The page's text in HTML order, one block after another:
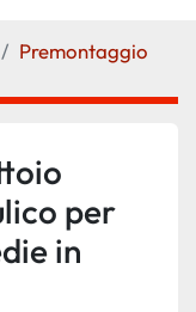
Premontaggio
per
in